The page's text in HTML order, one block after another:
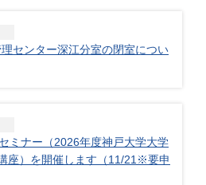
センター深江分室の閉室につい
ミナー（2026年度神戸大学大学
座）を開催します（11/21※要申